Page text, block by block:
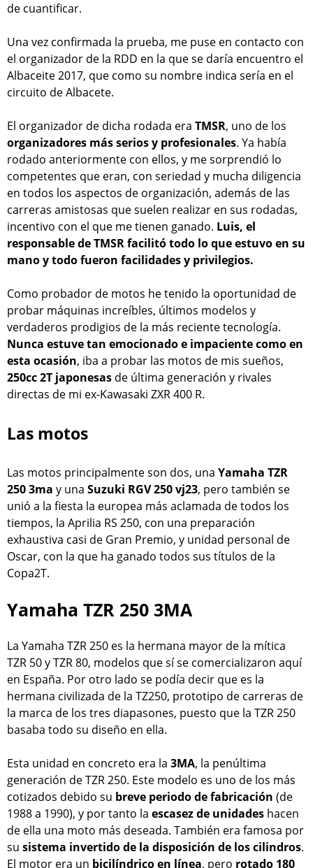
de cuantificar.
Una vez confirmada la prueba, me puse en contacto con
el organizador de la RDD en la que se daría encuentro el
Albaceite 2017, que como su nombre indica sería en el
circuito de Albacete.
El organizador de dicha rodada era TMSR, uno de los
organizadores más serios y profesionales. Ya había
rodado anteriormente con ellos, y me sorprendió lo
competentes que eran, con seriedad y mucha diligencia
en todos los aspectos de organización, además de las
carreras amistosas que suelen realizar en sus rodadas,
incentivo con el que me tienen ganado. Luis, el
responsable de TMSR facilitó todo lo que estuvo en su
mano y todo fueron facilidades y privilegios.
Como probador de motos he tenido la oportunidad de
probar máquinas increíbles, últimos modelos y
verdaderos prodigios de la más reciente tecnología.
Nunca estuve tan emocionado e impaciente como en
esta ocasión, iba a probar las motos de mis sueños,
250cc 2T japonesas de última generación y rivales
directas de mi ex-Kawasaki ZXR 400 R.
Las motos
Las motos principalmente son dos, una Yamaha TZR
250 3ma y una Suzuki RGV 250 vj23, pero también se
unió a la fiesta la europea más aclamada de todos los
tiempos, la Aprilia RS 250, con una preparación
exhaustiva casi de Gran Premio, y unidad personal de
Oscar, con la que ha ganado todos sus títulos de la
Copa2T.
Yamaha TZR 250 3MA
La Yamaha TZR 250 es la hermana mayor de la mítica
TZR 50 y TZR 80, modelos que sí se comercializaron aquí
en España. Por otro lado se podía decir que es la
hermana civilizada de la TZ250, prototipo de carreras de
la marca de los tres diapasones, puesto que la TZR 250
basaba todo su diseño en ella.
Esta unidad en concreto era la 3MA, la penúltima
generación de TZR 250. Este modelo es uno de los más
cotizados debido su breve periodo de fabricación (de
1988 a 1990), y por tanto la escasez de unidades hacen
de ella una moto más deseada. También era famosa por
su sistema invertido de la disposición de los cilindros.
El motor era un bicilíndrico en línea, pero rotado 180